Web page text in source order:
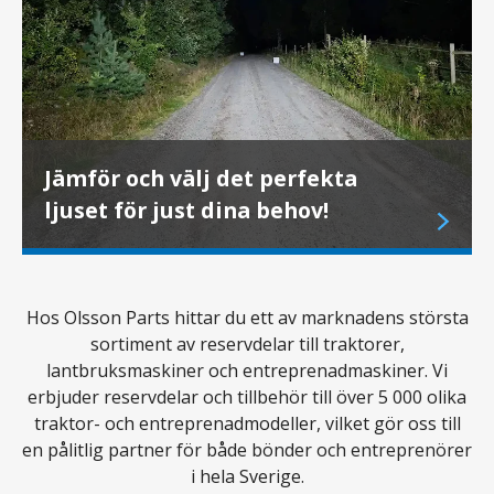
Jämför och välj det perfekta
ljuset för just dina behov!
Hos Olsson Parts hittar du ett av marknadens största
sortiment av reservdelar till traktorer,
lantbruksmaskiner och entreprenadmaskiner. Vi
erbjuder reservdelar och tillbehör till över 5 000 olika
traktor- och entreprenadmodeller, vilket gör oss till
en pålitlig partner för både bönder och entreprenörer
i hela Sverige.